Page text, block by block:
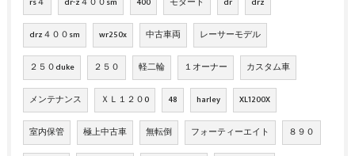
drz４００sm wr250x 中古車両 レーサーモデル
２５０duke ２５０ 軽二輪 １オーナー カスタム車
メンテナンス ＸＬ１２０0 48 harley XL1200X
室内保管 極上中古車 無転倒 フォーティーエイト ８９０